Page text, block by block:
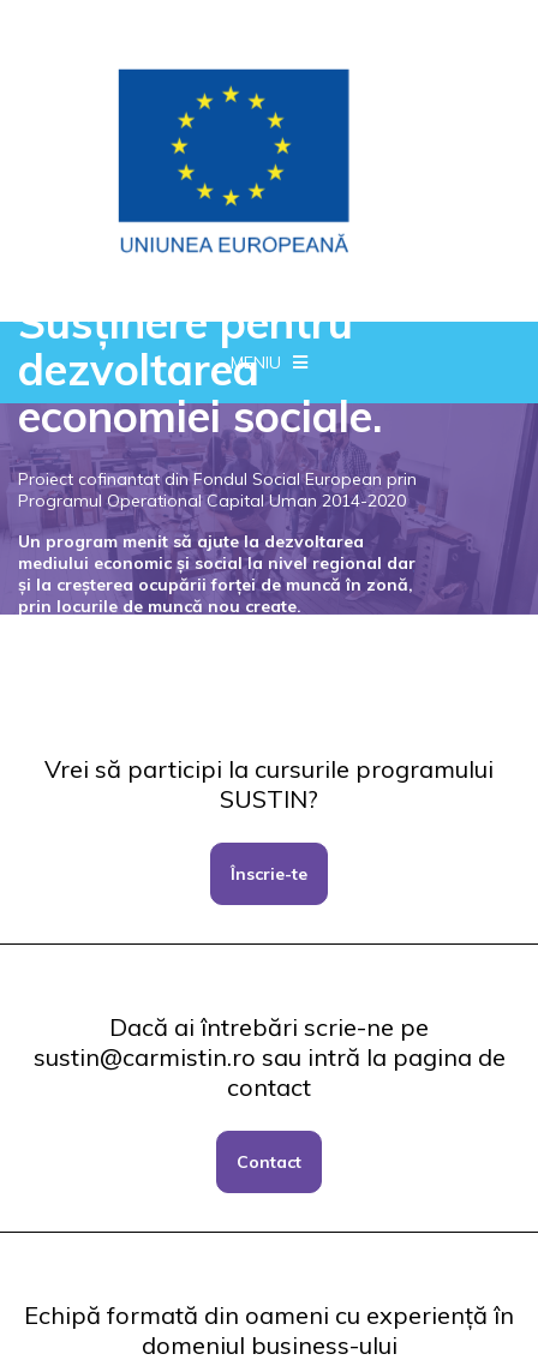
MENIU
Susținere pentru
dezvoltarea
economiei sociale.
Proiect cofinantat din Fondul Social European prin
Programul Operational Capital Uman 2014-2020
Un program menit să ajute la dezvoltarea
mediului economic și social la nivel regional dar
și la creșterea ocupării forței de muncă în zonă,
prin locurile de muncă nou create.
Vrei să participi la cursurile programului
SUSTIN?
Înscrie-te
Dacă ai întrebări scrie-ne pe
sustin@carmistin.ro sau intră la pagina de
contact
Contact
Echipă formată din oameni cu experiență în
domeniul business-ului